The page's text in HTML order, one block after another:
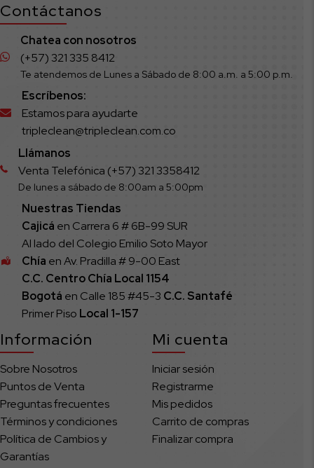
Contáctanos
Chatea con nosotros
(+57) 321 335 8412
Te atendemos de Lunes a Sábado de 8:00 a.m. a 5:00 p.m.
Escríbenos:
Estamos para ayudarte
tripleclean@tripleclean.com.co
Llámanos
Venta Telefónica (+57) 321 3358412
De lunes a sábado de 8:00am a 5:00pm
Nuestras Tiendas
Cajicá en Carrera 6 # 6B-99 SUR
Al lado del Colegio Emilio Soto Mayor
Chía en Av. Pradilla # 9-00 East
C.C. Centro Chía Local 1154
Bogotá en Calle 185 #45-3 C.C. Santafé
Primer Piso Local 1-157
Información
Sobre Nosotros
Puntos de Venta
Preguntas frecuentes
Términos y condiciones
Política de Cambios y
Garantías
Mi cuenta
Iniciar sesión
Registrarme
Mis pedidos
Carrito de compras
Finalizar compra